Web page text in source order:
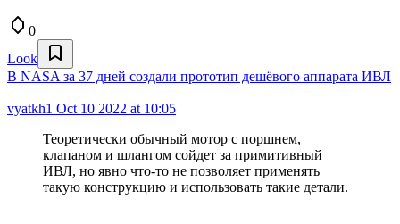
0
Look
В NASA за 37 дней создали прототип дешёвого аппарата ИВЛ
vyatkh1 Oct 10 2022 at 10:05
Теоретически обычный мотор с поршнем,
клапаном и шлангом сойдет за примитивный
ИВЛ, но явно что-то не позволяет применять
такую конструкцию и использовать такие детали.